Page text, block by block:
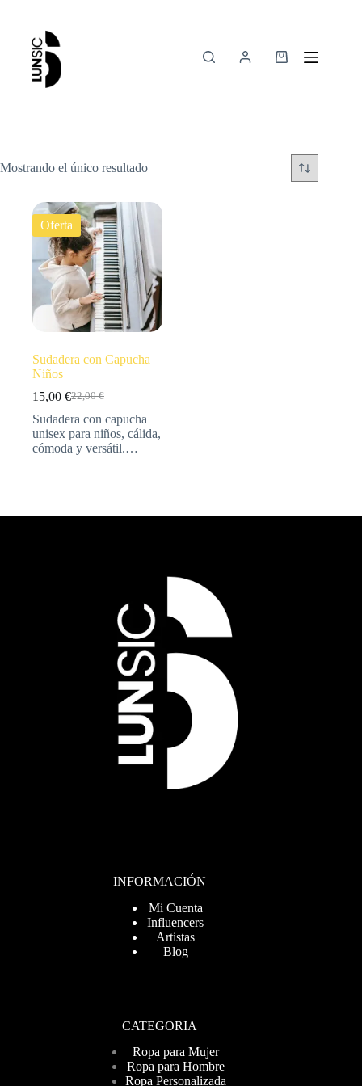
Mostrando el único resultado
Oferta
Sudadera con Capucha
Niños
22,00€
15,00 €
Sudadera con capucha
unisex para niños, cálida,
cómoda y versátil.…
INFORMACIÓN
Mi Cuenta
Influencers
Artistas
Blog
CATEGORIA
Ropa para Mujer
Ropa para Hombre
Ropa Personalizada